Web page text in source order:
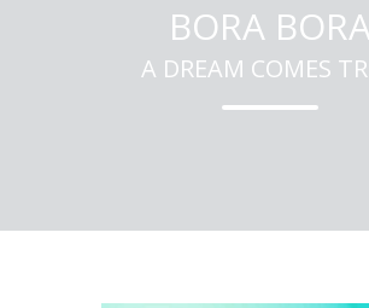
BORA
A DREAM COMES